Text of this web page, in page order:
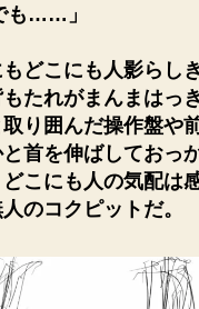
も……」
どこにも人影らし
たれがまんまはっ
り囲んだ操作盤や
首を伸ばしておっ
こにも人の気配は
のコクピットだ。